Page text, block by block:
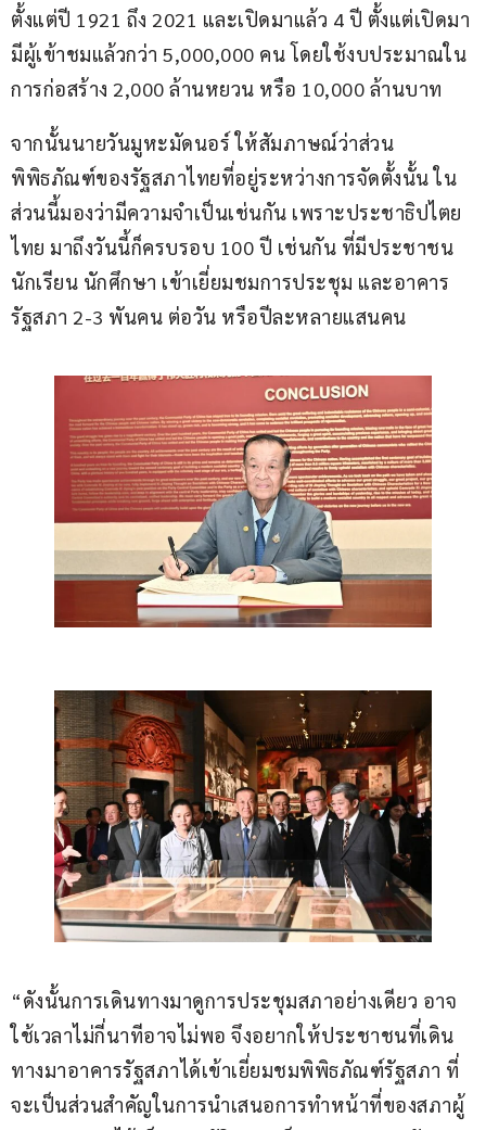
ตั้งแต่ปี 1921 ถึง 2021 และเปิดมาแล้ว 4 ปี ตั้งแต่เปิดมา
มีผู้เข้าชมแล้วกว่า 5,000,000 คน โดยใช้งบประมาณใน
การก่อสร้าง 2,000 ล้านหยวน หรือ 10,000 ล้านบาท
จากนั้นนายวันมูหะมัดนอร์ ให้สัมภาษณ์ว่าส่วน
พิพิธภัณฑ์ของรัฐสภาไทยที่อยู่ระหว่างการจัดตั้งนั้น ใน
ส่วนนี้มองว่ามีความจำเป็นเช่นกัน เพราะประชาธิปไตย
ไทย มาถึงวันนี้ก็ครบรอบ 100 ปี เช่นกัน ที่มีประชาชน
นักเรียน นักศึกษา เข้าเยี่ยมชมการประชุม และอาคาร
รัฐสภา 2-3 พันคน ต่อวัน หรือปีละหลายแสนคน
“ดังนั้นการเดินทางมาดูการประชุมสภาอย่างเดียว อาจ
ใช้เวลาไม่กี่นาทีอาจไม่พอ จึงอยากให้ประชาชนที่เดิน
ทางมาอาคารรัฐสภาได้เข้าเยี่ยมชมพิพิธภัณฑ์รัฐสภา ที่
จะเป็นส่วนสำคัญในการนำเสนอการทำหน้าที่ของสภาผู้